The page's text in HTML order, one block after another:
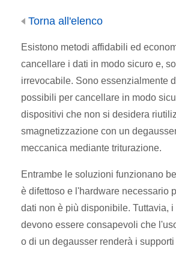
Torna all'elenco
Esistono metodi affidabili ed
cancellare i dati in modo sicuro e,
irrevocabile. Sono essenzialmente
possibili per cancellare in modo
dispositivi che non si desidera
smagnetizzazione con un
meccanica mediante triturazione.
Entrambe le soluzioni funzionano
è difettoso e l'hardware necessario
dati non è più disponibile. Tuttavia,
devono essere consapevoli che
o di un degausser renderà i